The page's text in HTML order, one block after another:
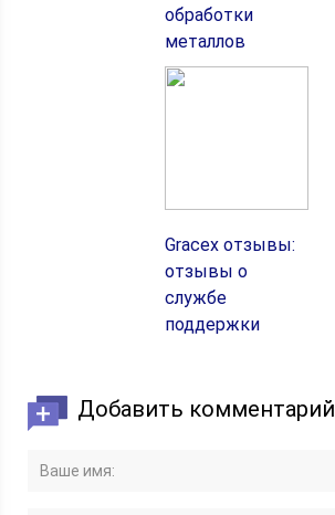
обработки
металлов
Gracex отзывы:
отзывы о
службе
поддержки
Добавить комментарий